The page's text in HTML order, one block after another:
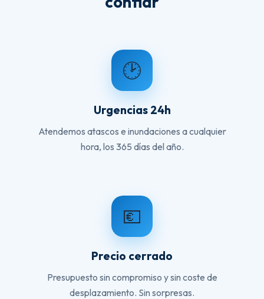
🕑
Urgencias 24h
Atendemos atascos e inundaciones a cualquier
hora, los 365 días del año.
💶
Precio cerrado
Presupuesto sin compromiso y sin coste de
desplazamiento. Sin sorpresas.